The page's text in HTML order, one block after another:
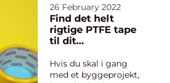
når det endelig bliver
gjort. Det kan sikres
ved at få professionel
hjælp af en
Frederiksberg. Gerne
en med stor ...
26 February 2022
Find det helt
rigtige PTFE tape
til dit
Hvis du skal i gang
med et byggeprojekt,